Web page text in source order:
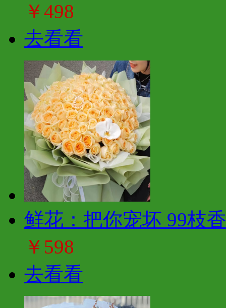
￥498
去看看
鲜花：把你宠坏 99枝
￥598
去看看